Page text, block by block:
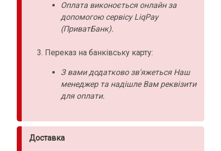
Оплата виконоється онлайн за
допомогою сервісу LiqPay
(ПриватБанк).
Переказ на банківську карту:
З вами додатково зв'яжеться Наш
менеджер та надішле Вам реквізити
для оплати.
Доставка